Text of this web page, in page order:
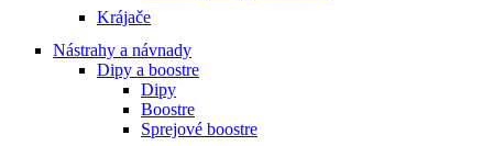
Krájače
Nástrahy a návnady
Dipy a boostre
Dipy
Boostre
Sprejové boostre